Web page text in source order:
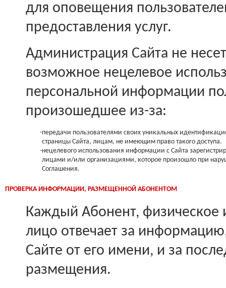
для оповещения
предоставления услуг.
Администрация Сайта не
возможное нецелевое
персональной информации
произошедшее из-за:
-передачи пользователями своих уникальных
страницы Сайта, лицам, не имеющим право такого доступа.
-нецелевого использования информации с Сайта
лицами и/или организациями, которое произошло при
Соглашения.
ПРОВЕРКА ИНФОРМАЦИИ, РАЗМЕЩЕННОЙ АБОНЕНТОМ
Каждый Абонент, физическое
лицо отвечает за
Сайте от его имени, и за
размещения.